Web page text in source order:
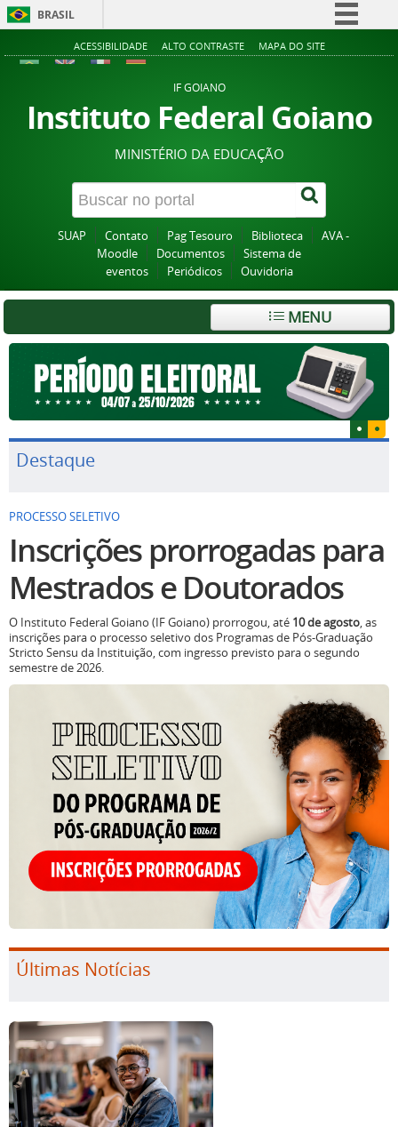
BRASIL
Simplifique!
Acesso à informação
Legislação
Canais
ACESSIBILIDADE ALTO CONTRASTE MAPA DO SITE
IF GOIANO
Instituto Federal Goiano
MINISTÉRIO DA EDUCAÇÃO
SUAP Contato Pag Tesouro Biblioteca
AVA -
Moodle
Documentos
Sistema de
eventos
Periódicos Ouvidoria
MENU
Destaque
PROCESSO SELETIVO
Inscrições prorrogadas para
Mestrados e Doutorados
O Instituto Federal Goiano (IF Goiano) prorrogou, até 10 de agosto, as
inscrições para o processo seletivo dos Programas de Pós-Graduação
Stricto Sensu da Instituição, com ingresso previsto para o segundo
semestre de 2026.
Últimas Notícias